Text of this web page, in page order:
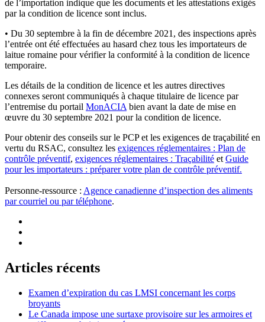
de l’importation indique que les documents et les attestations exigés
par la condition de licence sont inclus.
• Du 30 septembre à la fin de décembre 2021, des inspections après
l’entrée ont été effectuées au hasard chez tous les importateurs de
laitue romaine pour vérifier la conformité à la condition de licence
temporaire.
Les détails de la condition de licence et les autres directives
connexes seront communiqués à chaque titulaire de licence par
l’entremise du portail MonACIAbien avant la date de mise en
œuvre du 30 septembre 2021 pour la condition de licence.
Pour obtenir des conseils sur le PCP et les exigences de traçabilité en
vertu du RSAC, consultez les exigences réglementaires : Plan de
contrôle préventif, exigences réglementaires : Traçabilité etGuide
pour les importateurs : préparer votre plan de contrôle préventif.
Personne-ressource : Agence canadienne d’inspection des aliments
par courriel ou par téléphone.
Articles récents
Examen d’expiration du cas LMSI concernant les corps
broyants
Le Canada impose une surtaxe provisoire sur les armoires et